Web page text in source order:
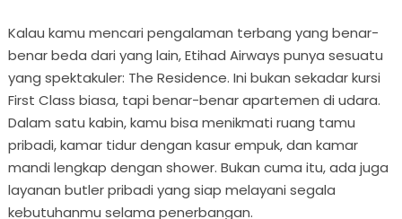
Kalau kamu mencari pengalaman terbang yang benar-
benar beda dari yang lain, Etihad Airways punya sesuatu
yang spektakuler: The Residence. Ini bukan sekadar kursi
First Class biasa, tapi benar-benar apartemen di udara.
Dalam satu kabin, kamu bisa menikmati ruang tamu
pribadi, kamar tidur dengan kasur empuk, dan kamar
mandi lengkap dengan shower. Bukan cuma itu, ada juga
layanan butler pribadi yang siap melayani segala
kebutuhanmu selama penerbangan.